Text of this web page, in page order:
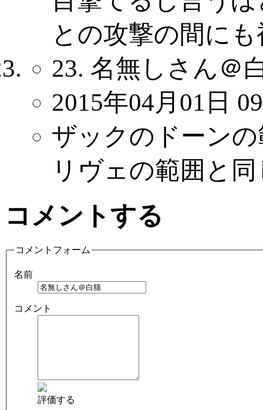
との攻撃の間に
23. 名無しさん＠
2015年04月01日
ザックのドーン
リヴェの範囲と
コメントする
コメントフォーム
名前
コメント
評価する